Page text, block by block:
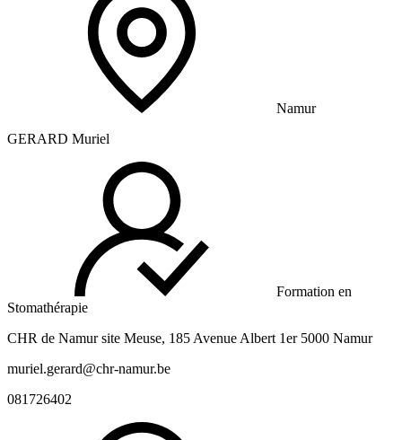
Namur
GERARD Muriel
Formation en
Stomathérapie
CHR de Namur site Meuse, 185 Avenue Albert 1er 5000 Namur
muriel.gerard@chr-namur.be
081726402